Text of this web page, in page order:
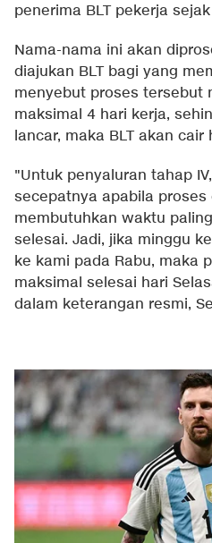
penerima BLT pekerja
Nama-nama ini akan
diajukan BLT bagi yang
menyebut proses tersebut
maksimal 4 hari kerja,
lancar, maka BLT akan cair
"Untuk penyaluran tahap
secepatnya apabila proses
membutuhkan waktu
selesai. Jadi, jika minggu
ke kami pada Rabu, maka
maksimal selesai hari
dalam keterangan resmi,